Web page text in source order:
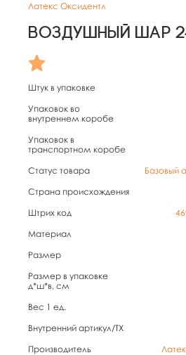
Латекс Оксидентл
Воздушный шар
Штук в упаковке
Упаковок во
внутреннем коробе
Упаковок в
транспортном коробе
Статус товара
Базовый
Страна происхождения
Штрих код
Материал
Размер
Размер в упаковке
д*ш*в, см
Вес 1 ед.
Внутренний артикул/TX
Производитель